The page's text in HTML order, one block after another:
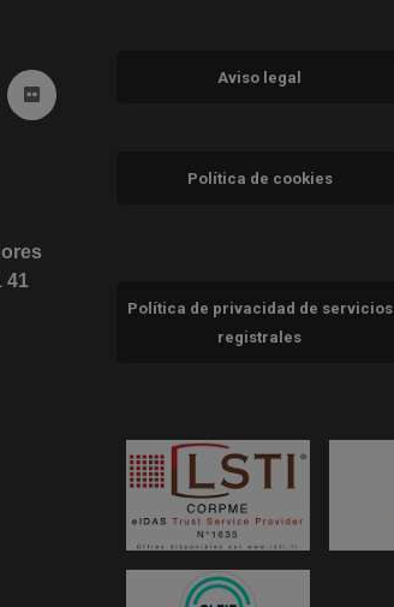
ventana nueva)
en ventana nueva)
YouTube (abre en ventana nueva)
Ir a Flickr (abre en ventana nueva)
ventana nueva)
en ventana nueva)
Instagram (abre en ventana nueva)
41
Aviso legal
Política de cookies
Política de privacidad de servicios
registrales